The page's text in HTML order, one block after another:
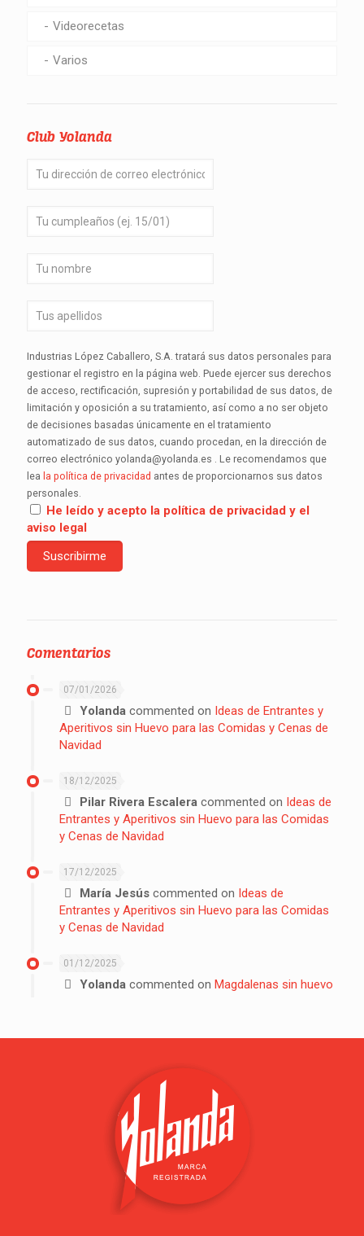
Videorecetas
Varios
Club Yolanda
Industrias López Caballero, S.A. tratará sus datos personales para
gestionar el registro en la página web. Puede ejercer sus derechos
de acceso, rectificación, supresión y portabilidad de sus datos, de
limitación y oposición a su tratamiento, así como a no ser objeto
de decisiones basadas únicamente en el tratamiento
automatizado de sus datos, cuando procedan, en la dirección de
correo electrónico yolanda@yolanda.es . Le recomendamos que
lea la política de privacidad antes de proporcionarnos sus datos
personales.
He leído y acepto la política de privacidad y el
aviso legal
Comentarios
07/01/2026
Yolanda commented on Ideas de Entrantes y
Aperitivos sin Huevo para las Comidas y Cenas de
Navidad
18/12/2025
Pilar Rivera Escalera commented on Ideas de
Entrantes y Aperitivos sin Huevo para las Comidas
y Cenas de Navidad
17/12/2025
María Jesús commented on Ideas de
Entrantes y Aperitivos sin Huevo para las Comidas
y Cenas de Navidad
01/12/2025
Yolanda commented on Magdalenas sin huevo